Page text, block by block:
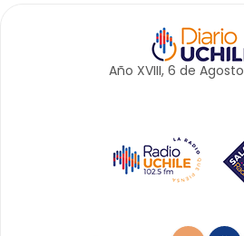
Año XVIII, 6 de Agosto